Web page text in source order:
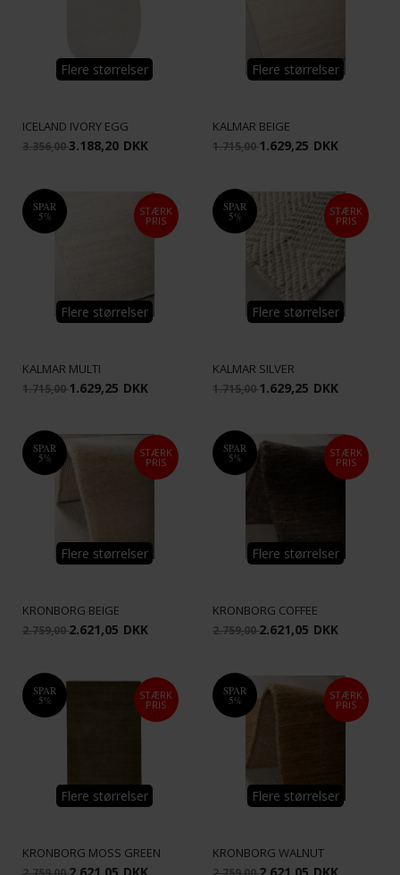
Flere størrelser
ICELAND IVORY EGG
3.356,003.188,20 DKK
Flere størrelser
KALMAR BEIGE
1.715,001.629,25 DKK
SPAR
5% STÆRK
PRIS
Flere størrelser
KALMAR MULTI
1.715,001.629,25 DKK
SPAR
5% STÆRK
PRIS
Flere størrelser
KALMAR SILVER
1.715,001.629,25 DKK
SPAR
5% STÆRK
PRIS
Flere størrelser
KRONBORG BEIGE
2.759,002.621,05 DKK
SPAR
5% STÆRK
PRIS
Flere størrelser
KRONBORG COFFEE
2.759,002.621,05 DKK
SPAR
5% STÆRK
PRIS
Flere størrelser
KRONBORG MOSS GREEN
SPAR
5% STÆRK
PRIS
Flere størrelser
KRONBORG WALNUT